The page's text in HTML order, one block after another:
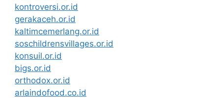
kontroversi.or.id
gerakaceh.or.id
kaltimcemerlang.or.id
soschildrensvillages.or.id
konsuil.or.id
bigs.or.id
orthodox.or.id
arlaindofood.co.id